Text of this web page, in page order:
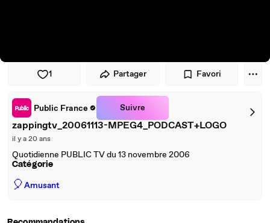
1 Partager Favori
Public France Suivre
zappingtv_20061113-MPEG4_PODCAST+LOGO
il y a 20 ans
Quotidienne PUBLIC TV du 13 novembre 2006
Catégorie
🎈Amusant